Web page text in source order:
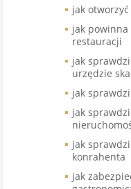
jak
jak
restauracji
jak
urzędzie
jak
jak
jak
konrahenta
jak